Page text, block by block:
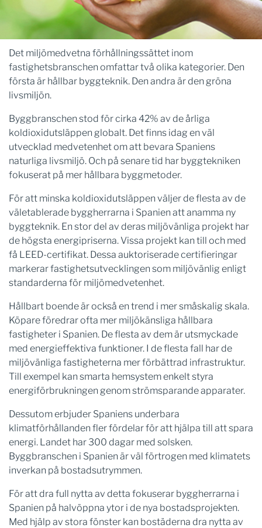
Det miljömedvetna förhållningssättet inom
fastighetsbranschen omfattar två olika kategorier. Den
första är hållbar byggteknik. Den andra är den gröna
livsmiljön.
Byggbranschen stod för cirka 42% av de årliga
koldioxidutsläppen globalt. Det finns idag en väl
utvecklad medvetenhet om att bevara Spaniens
naturliga livsmiljö. Och på senare tid har byggtekniken
fokuserat på mer hållbara byggmetoder.
För att minska koldioxidutsläppen väljer de flesta av de
väletablerade byggherrarna i Spanien att anamma ny
byggteknik. En stor del av deras miljövänliga projekt har
de högsta energipriserna. Vissa projekt kan till och med
få LEED-certifikat. Dessa auktoriserade certifieringar
markerar fastighetsutvecklingen som miljövänlig enligt
standarderna för miljömedvetenhet.
Hållbart boende är också en trend i mer småskalig skala.
Köpare föredrar ofta mer miljökänsliga hållbara
fastigheter i Spanien. De flesta av dem är utsmyckade
med energieffektiva funktioner. I de flesta fall har de
miljövänliga fastigheterna mer förbättrad infrastruktur.
Till exempel kan smarta hemsystem enkelt styra
energiförbrukningen genom strömsparande apparater.
Dessutom erbjuder Spaniens underbara
klimatförhållanden fler fördelar för att hjälpa till att spara
energi. Landet har 300 dagar med solsken.
Byggbranschen i Spanien är väl förtrogen med klimatets
inverkan på bostadsutrymmen.
För att dra full nytta av detta fokuserar byggherrarna i
Spanien på halvöppna ytor i de nya bostadsprojekten.
Med hjälp av stora fönster kan bostäderna dra nytta av